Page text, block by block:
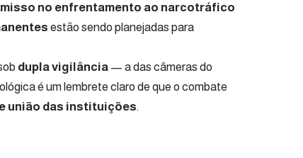
no enfrentamento ao narcotráfico
estão sendo planejadas para
dupla vigilância — a das câmeras do
é um lembrete claro de que o combate
união das instituições.